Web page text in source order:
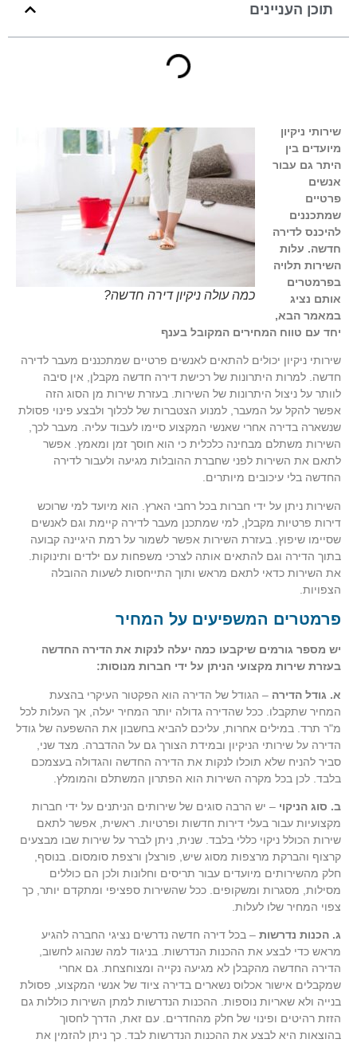
תוכן העניינים
כמה עולה ניקיון דירה חדשה?
שירותי ניקיון
מיועדים בין
היתר גם עבור
אנשים
פרטיים
שמתכננים
להיכנס לדירה
חדשה. עלות
השירות תלויה
בפרמטרים
אותם נציג
במאמר הבא,
יחד עם טווח המחירים המקובל בענף
שירותי ניקיון יכולים להתאים לאנשים פרטיים שמתכננים מעבר לדירה
חדשה. למרות היתרונות של רכישת דירה חדשה מקבלן, אין סיבה
לוותר על ניצול היתרונות של השירות. בעזרת שירות מן הסוג הזה
אפשר להקל על המעבר, למנוע הצטברות של לכלוך ולבצע פינוי פסולת
שנשארה בדירה אחרי שאנשי המקצוע סיימו לעבוד עליה. מעבר לכך,
השירות משתלם מבחינה כלכלית כי הוא חוסך זמן ומאמץ. אפשר
לתאם את השירות לפני שחברת ההובלות מגיעה ולעבור לדירה
החדשה בלי עיכובים מיותרים.
השירות ניתן על ידי חברות בכל רחבי הארץ. הוא מיועד למי שרוכש
דירות פרטיות מקבלן, למי שמתכנן מעבר לדירה קיימת וגם לאנשים
שסיימו שיפוץ. בעזרת השירות אפשר לשמור על רמת היגיינה קבועה
בתוך הדירה וגם להתאים אותה לצרכי משפחות עם ילדים ותינוקות.
את השירות כדאי לתאם מראש ותוך התייחסות לשעות ההובלה
הצפויות.
פרמטרים המשפיעים על המחיר
יש מספר גורמים שיקבעו כמה יעלה לנקות את הדירה החדשה
בעזרת שירות מקצועי הניתן על ידי חברות מנוסות:
א. גודל הדירה – הגודל של הדירה הוא הפקטור העיקרי בהצעת
המחיר שתקבלו. ככל שהדירה גדולה יותר המחיר יעלה, אך העלות לכל
מ"ר תרד. במילים אחרות, עליכם להביא בחשבון את ההשפעה של גודל
הדירה על שירותי הניקיון ובמידת הצורך גם על ההדברה. מצד שני,
סביר להניח שלא תוכלו לנקות את הדירה החדשה והגדולה בעצמכם
בלבד. לכן בכל מקרה השירות הוא הפתרון המשתלם והמומלץ.
ב. סוג הניקוי – יש הרבה סוגים של שירותים הניתנים על ידי חברות
מקצועיות עבור בעלי דירות חדשות ופרטיות. ראשית, אפשר לתאם
שירות הכולל ניקוי כללי בלבד. שנית, ניתן לברר על שירות שבו מבצעים
קרצוף והברקת מרצפות מסוג שיש, פורצלן ורצפת סומסום. בנוסף,
חלק מהשירותים מיועדים עבור תריסים וחלונות ולכן הם כוללים
מסילות, מסגרות ומשקופים. ככל שהשירות ספציפי ומתקדם יותר, כך
צפוי המחיר שלו לעלות.
ג. הכנות נדרשות – בכל דירה חדשה נדרשים נציגי החברה להגיע
מראש כדי לבצע את ההכנות הנדרשות. בניגוד למה שנהוג לחשוב,
הדירה החדשה מהקבלן לא מגיעה נקייה ומצוחצחת. גם אחרי
שמקבלים אישור אכלוס נשארים בדירה ציוד של אנשי המקצוע, פסולת
בנייה ולא שאריות נוספות. ההכנות הנדרשות למתן השירות כוללות גם
הזזת רהיטים ופינוי של חלק מהחדרים. עם זאת, הדרך לחסוך
בהוצאות היא לבצע את ההכנות הנדרשות לבד. כך ניתן להזמין את